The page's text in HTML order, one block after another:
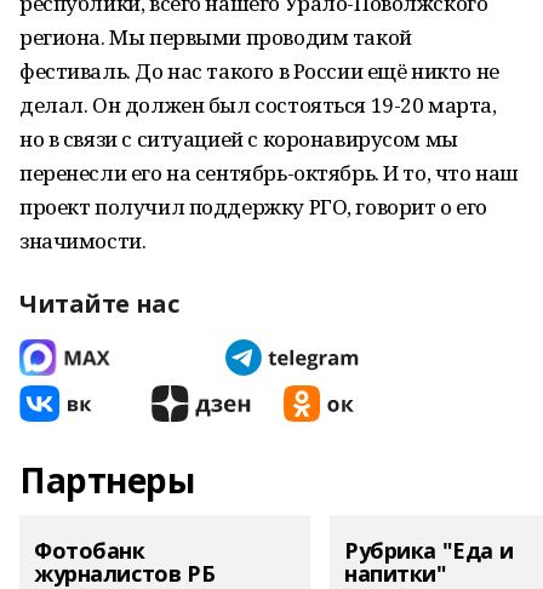
региона. Мы первыми проводим такой
фестиваль. До нас такого в России ещё никто не
делал. Он должен был состояться 19-20 марта,
но в связи с ситуацией с коронавирусом мы
перенесли его на сентябрь-октябрь. И то, что наш
проект получил поддержку РГО, говорит о его
значимости.
Читайте нас
Партнеры
Фотобанк
журналистов РБ
Рубрика "Еда и
напитки"